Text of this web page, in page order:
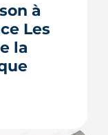
à
Les
la